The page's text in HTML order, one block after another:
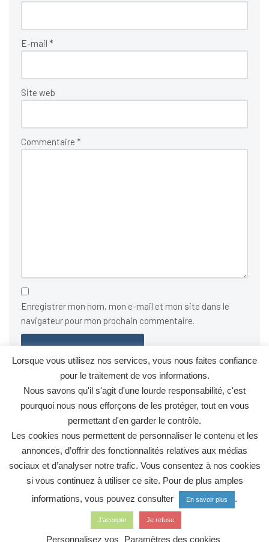
E-mail *
Site web
Commentaire *
Enregistrer mon nom, mon e-mail et mon site dans le
navigateur pour mon prochain commentaire.
Ce site utilise Akismet pour réduire les indésirables.
plus sur la façon dont les données de vos commentaires sont
traitées.
Politique de confidentialité Mentions légales Contact
Les Acteurs du Développement Durable de Courbevoie - Tous
Lorsque vous utilisez nos services, vous nous faites confiance
pour le traitement de vos informations.
Nous savons qu'il s'agit d'une lourde responsabilité, c'est
pourquoi nous nous efforçons de les protéger, tout en vous
permettant d'en garder le contrôle.
Les cookies nous permettent de personnaliser le contenu et les
annonces, d’offrir des fonctionnalités relatives aux médias
sociaux et d’analyser notre trafic. Vous consentez à nos cookies
si vous continuez à utiliser ce site. Pour de plus amples
informations, vous pouvez consulter
En savoir plus .
J'accepte Je refuse
Personnalisez vos Paramètres des cookies